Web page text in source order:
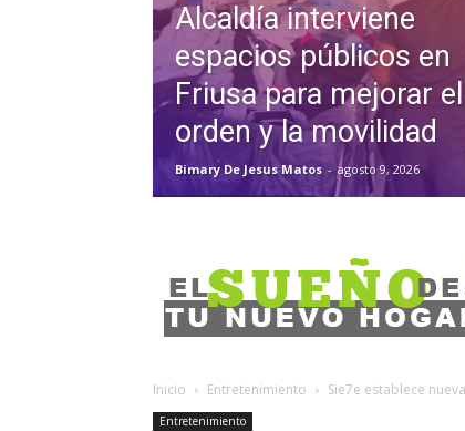
Alcaldía interviene
espacios públicos en
Friusa para mejorar el
orden y la movilidad
Bimary De Jesus Matos - agosto 9, 2026
Inicio Entretenimiento Sie7e establece
Entretenimiento